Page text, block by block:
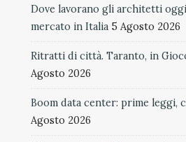
Dove lavorano gli architetti
mercato in Italia 5 Agosto 2026
Ritratti di città. Taranto, in
Agosto 2026
Boom data center: prime leggi,
Agosto 2026